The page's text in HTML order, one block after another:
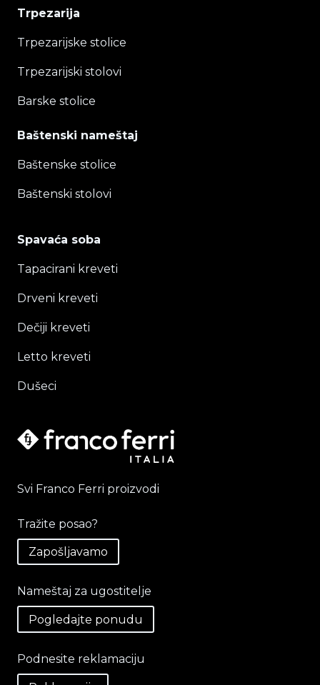
Trpezarija
Trpezarijske stolice
Trpezarijski stolovi
Barske stolice
Baštenski nameštaj
Baštenske stolice
Baštenski stolovi
Spavaća soba
Tapacirani kreveti
Drveni kreveti
Dečiji kreveti
Letto kreveti
Dušeci
Svi Franco Ferri proizvodi
Tražite posao?
Zapošljavamo
Nameštaj za ugostitelje
Pogledajte ponudu
Podnesite reklamaciju